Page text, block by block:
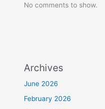
No comments to show.
Archives
June 2026
February 2026